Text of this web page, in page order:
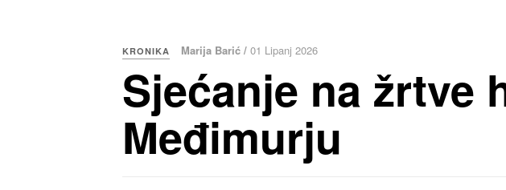
KRONIKA Marija Barić / 01 Lipanj 2026
Sjećanje na žrtve
Međimurju